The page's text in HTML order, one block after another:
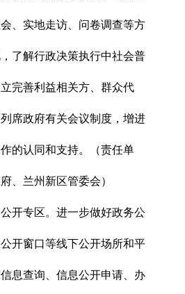
、实地走访、问卷调查等方
了解行政决策执行中社会普
完善利益相关方、群众代
席政府有关会议制度，增进
的认同和支持。（责任单
、兰州新区管委会）
公开专区。进一步做好政务公
开窗口等线下公开场所和平
息查询、信息公开申请、办